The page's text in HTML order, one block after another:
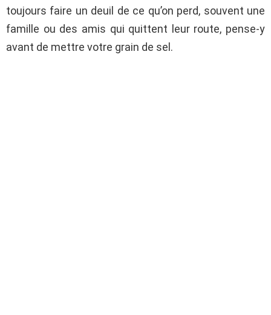
toujours faire un deuil de ce qu’on perd, souvent une
famille ou des amis qui quittent leur route, pense-y
avant de mettre votre grain de sel.